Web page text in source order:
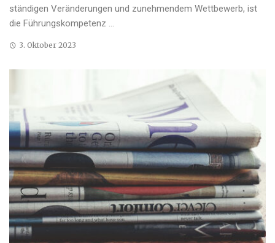
ständigen Veränderungen und zunehmendem Wettbewerb, ist
die Führungskompetenz ...
3. Oktober 2023